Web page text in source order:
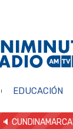
EDUCACIÓN
| 🔈